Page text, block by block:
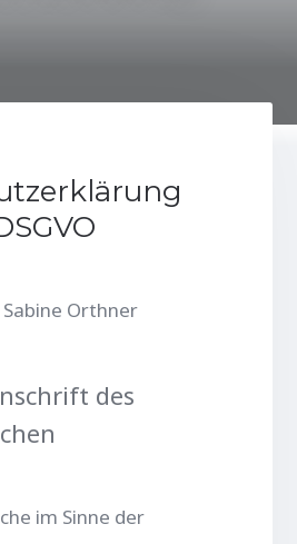
Sabine Orthner
des
im Sinne der